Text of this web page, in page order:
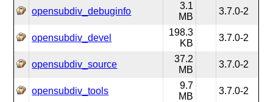
opensubdiv_debuginfo
3.1
MB
3.7.0-2
opensubdiv_devel
198.3
KB
3.7.0-2
opensubdiv_source
37.2
MB
3.7.0-2
opensubdiv_tools
9.7
MB
3.7.0-2